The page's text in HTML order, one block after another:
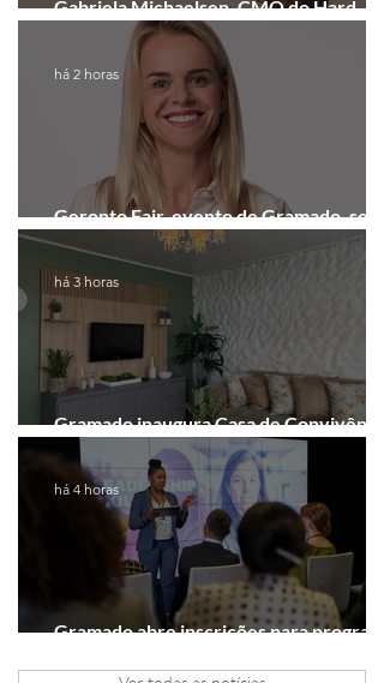
Gabriela Michaelsen, CMO do Hard
Rock Cafe Gramado
Geronto Fair, evento de Gramado, será
realizada em formato digital
há 2 horas
Gramado inaugura Casa de Convivência
dedicada às mulheres
há 3 horas
Gramado abre inscrições para programa
há 4 horas